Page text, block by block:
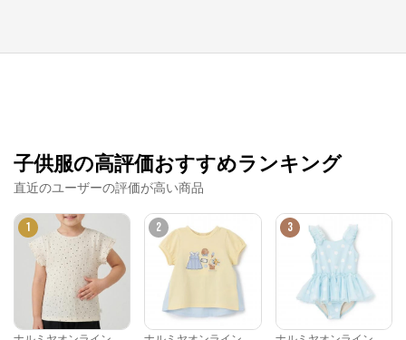
子供服の高評価おすすめランキング
直近のユーザーの評価が高い商品
1 2 3
ナルミヤオンライン
公式ECサイト
※外部サイトが開きます